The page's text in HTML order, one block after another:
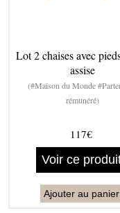
Lot 2 chaises avec
assise
(#Maison du Monde
rémunéré)
117€
Voir ce
Ajouter au panier